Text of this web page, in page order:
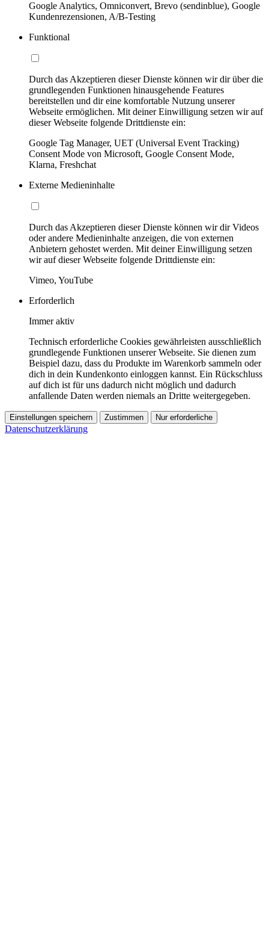
Google Analytics, Omniconvert, Brevo (sendinblue), Google
Kundenrezensionen, A/B-Testing
Funktional
Durch das Akzeptieren dieser Dienste können wir dir über die
grundlegenden Funktionen hinausgehende Features
bereitstellen und dir eine komfortable Nutzung unserer
Webseite ermöglichen. Mit deiner Einwilligung setzen wir auf
dieser Webseite folgende Drittdienste ein:
Google Tag Manager, UET (Universal Event Tracking)
Consent Mode von Microsoft, Google Consent Mode,
Klarna, Freshchat
Externe Medieninhalte
Durch das Akzeptieren dieser Dienste können wir dir Videos
oder andere Medieninhalte anzeigen, die von externen
Anbietern gehostet werden. Mit deiner Einwilligung setzen
wir auf dieser Webseite folgende Drittdienste ein:
Vimeo, YouTube
Erforderlich
Immer aktiv
Technisch erforderliche Cookies gewährleisten ausschließlich
grundlegende Funktionen unserer Webseite. Sie dienen zum
Beispiel dazu, dass du Produkte im Warenkorb sammeln oder
dich in dein Kundenkonto einloggen kannst. Ein Rückschluss
auf dich ist für uns dadurch nicht möglich und dadurch
anfallende Daten werden niemals an Dritte weitergegeben.
Einstellungen speichern Zustimmen Nur erforderliche
Datenschutzerklärung